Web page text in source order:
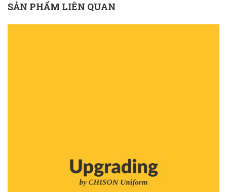
SẢN PHẨM LIÊN QUAN